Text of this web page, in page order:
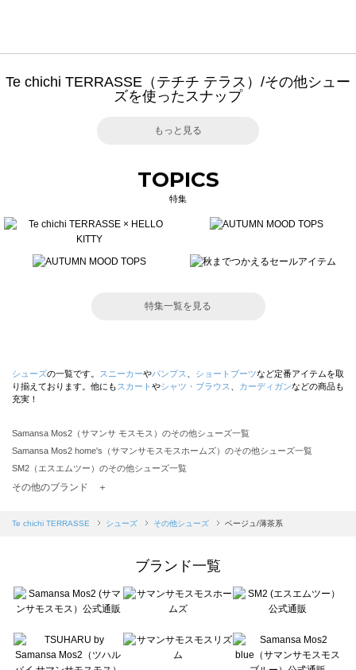
Te chichi TERRASSE（テチチ テラス）/その他シュー
ズを使ったスナップ
もっと見る
TOPICS
特集
特集一覧を見る
シューズの一覧です。 スニーカーやパンプス ショートブーツなど定番アイテムを取
り揃えております。他にも スカート やシャツ・ブラウス カーディガンなどの商品も
充実！
Samansa Mos2（サマンサ モスモス）のその他シューズ一覧
Samansa Mos2 home's（サマンサモスモスホームズ）のその他シューズ一覧
SM2（エスエムツー）のその他シューズ一覧
Samansa Mos2 blue（サマンサモスモス ブルー）のその他シューズ一覧
sō4ū（ソウフォーユー）のその他シューズ一覧
Te chichi（テチチ）のその他シューズ一覧
Te chichi CLASSIC（テチチ クラシック）のその他シューズ一覧
Lugnoncure（ルノンキュール）のその他シューズ一覧
BETTY'S BLUE（べティーズブルー）のその他シューズ一覧
その他のブランド ＋
Te chichi TERRASSE シューズ その他シューズ ベージュ/薄茶系
ブランド一覧